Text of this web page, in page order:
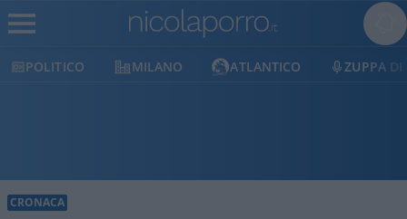
POLITICO MILANO ATLANTICO ZUPPA DI
CRONACA